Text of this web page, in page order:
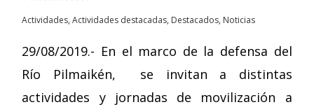
Actividades,Actividades destacadas, Destacados, Noticias
29/08/2019.- En el marco de la defensa del
Río Pilmaikén, se invitan a distintas
actividades y jornadas de movilización a